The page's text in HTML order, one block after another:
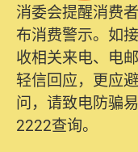
消委会提醒消费
布消费警示。如
收相关来电、电
轻信回应，更应
问，请致电防骗
2222查询。